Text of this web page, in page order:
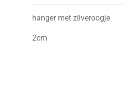
hanger met zilveroogje
2cm